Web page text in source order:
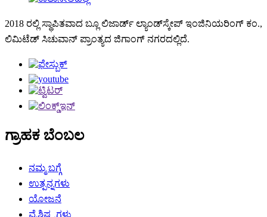
2018 ರಲ್ಲಿ ಸ್ಥಾಪಿತವಾದ ಬ್ಲೂ ಲಿಜಾರ್ಡ್ ಲ್ಯಾಂಡ್‌ಸ್ಕೇಪ್ ಇಂಜಿನಿಯರಿಂಗ್ ಕಂ.,
ಲಿಮಿಟೆಡ್ ಸಿಚುವಾನ್ ಪ್ರಾಂತ್ಯದ ಜಿಗಾಂಗ್ ನಗರದಲ್ಲಿದೆ.
ಗ್ರಾಹಕ ಬೆಂಬಲ
ನಮ್ಮ ಬಗ್ಗೆ
ಉತ್ಪನ್ನಗಳು
ಯೋಜನೆ
ವೈಶಿಷ್ಟ್ಯಗಳು